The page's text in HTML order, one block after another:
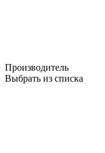
Производитель
Выбрать из списка